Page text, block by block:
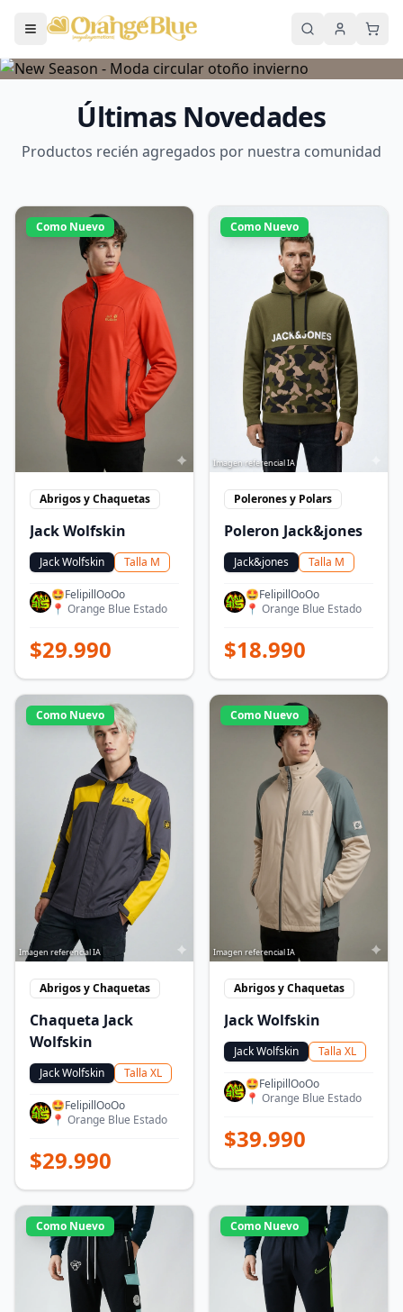
Últimas Novedades
Productos recién agregados por nuestra comunidad
Como Nuevo
Abrigos y Chaquetas
Jack Wolfskin
Jack Wolfskin Talla M
🤩FelipillOoOo
📍 Orange Blue Estado
$29.990
Imagen referencial IA
Como Nuevo
Polerones y Polars
Poleron Jack&jones
Jack&jones Talla M
🤩FelipillOoOo
📍 Orange Blue Estado
$18.990
Imagen referencial IA
Como Nuevo
Abrigos y Chaquetas
Chaqueta Jack
Wolfskin
Jack Wolfskin Talla XL
🤩FelipillOoOo
📍 Orange Blue Estado
$29.990
Imagen referencial IA
Como Nuevo
Abrigos y Chaquetas
Jack Wolfskin
Jack Wolfskin Talla XL
🤩FelipillOoOo
📍 Orange Blue Estado
$39.990
Como Nuevo Como Nuevo